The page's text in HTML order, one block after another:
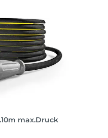
max.Druck